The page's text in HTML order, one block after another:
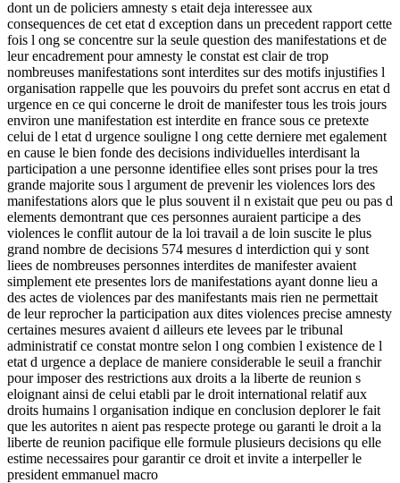
dont un de policiers amnesty s etait deja interessee aux
consequences de cet etat d exception dans un precedent rapport cette
fois l ong se concentre sur la seule question des manifestations et de
leur encadrement pour amnesty le constat est clair de trop
nombreuses manifestations sont interdites sur des motifs injustifies l
organisation rappelle que les pouvoirs du prefet sont accrus en etat d
urgence en ce qui concerne le droit de manifester tous les trois jours
environ une manifestation est interdite en france sous ce pretexte
celui de l etat d urgence souligne l ong cette derniere met egalement
en cause le bien fonde des decisions individuelles interdisant la
participation a une personne identifiee elles sont prises pour la tres
grande majorite sous l argument de prevenir les violences lors des
manifestations alors que le plus souvent il n existait que peu ou pas d
elements demontrant que ces personnes auraient participe a des
violences le conflit autour de la loi travail a de loin suscite le plus
grand nombre de decisions 574 mesures d interdiction qui y sont
liees de nombreuses personnes interdites de manifester avaient
simplement ete presentes lors de manifestations ayant donne lieu a
des actes de violences par des manifestants mais rien ne permettait
de leur reprocher la participation aux dites violences precise amnesty
certaines mesures avaient d ailleurs ete levees par le tribunal
administratif ce constat montre selon l ong combien l existence de l
etat d urgence a deplace de maniere considerable le seuil a franchir
pour imposer des restrictions aux droits a la liberte de reunion s
eloignant ainsi de celui etabli par le droit international relatif aux
droits humains l organisation indique en conclusion deplorer le fait
que les autorites n aient pas respecte protege ou garanti le droit a la
liberte de reunion pacifique elle formule plusieurs decisions qu elle
estime necessaires pour garantir ce droit et invite a interpeller le
president emmanuel macro